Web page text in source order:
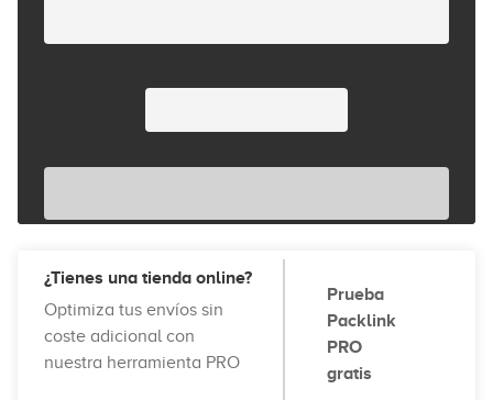
¿Tienes una tienda online?
Optimiza tus envíos sin
coste adicional con
nuestra herramienta PRO
Prueba
Packlink
PRO
gratis